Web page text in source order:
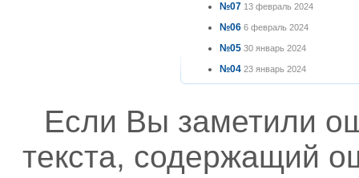
№07 13 февраль 2024
№06 6 февраль 2024
№05 30 январь 2024
№04 23 январь 2024
Если Вы заметили
текста, содержащий